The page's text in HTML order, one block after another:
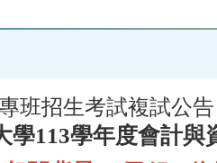
班招生考試複試公告
學113學年度會計與